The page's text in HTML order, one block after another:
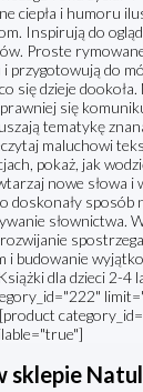
ciepła i humoru
Inspirują do
Proste
i przygotowują do
się dzieje dookoła.
się
tematykę
maluchowi
pokaż, jak
nowe słowa i
doskonały sposób
słownictwa.
i budowanie
dla dzieci 2-4
sklepie